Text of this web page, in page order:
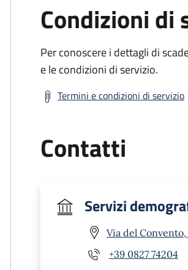
Condizioni di
Per conoscere i dettagli di
e le condizioni di servizio.
Termini e condizioni di servizio
Contatti
Servizi
Via del Convento,
+39 0827 74204